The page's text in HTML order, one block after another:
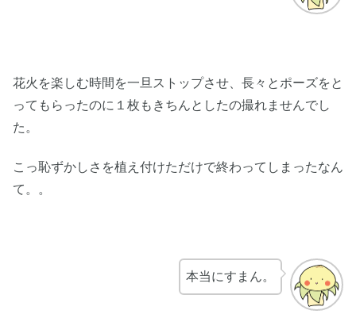
花火を楽しむ時間を一旦ストップさせ、長々とポーズをと
ってもらったのに１枚もきちんとしたの撮れませんでし
た。
こっ恥ずかしさを植え付けただけで終わってしまったなん
て。。
本当にすまん。